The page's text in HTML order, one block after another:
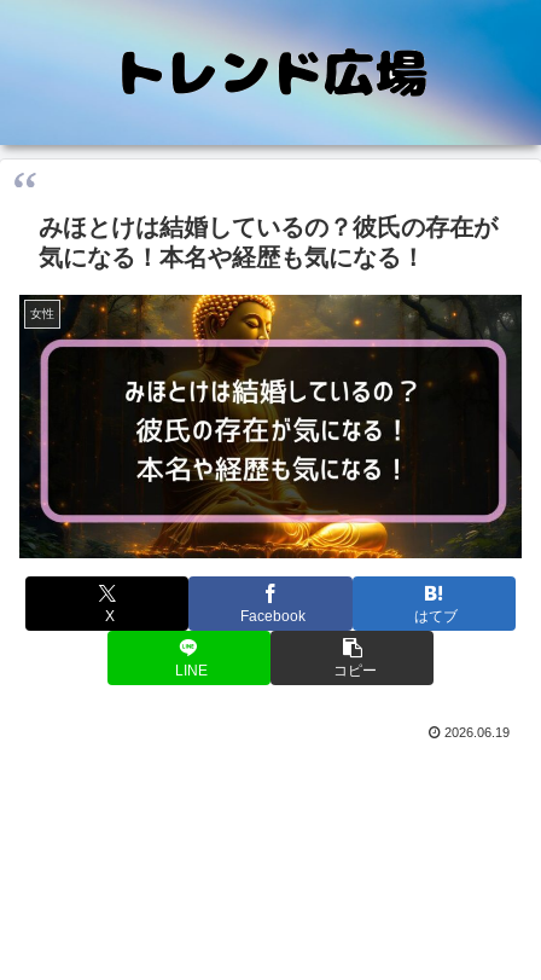
みほとけは結婚しているの？彼氏の存在が
気になる！本名や経歴も気になる！
女性
X Facebook はてブ
LINE コピー
2026.06.19